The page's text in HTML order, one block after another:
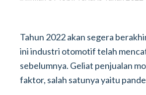
Tahun 2022 akan segera
ini industri otomotif telah
sebelumnya. Geliat penjualan
faktor, salah satunya yaitu